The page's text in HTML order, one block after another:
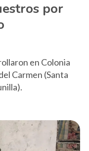
por
en Colonia
Carmen (Santa